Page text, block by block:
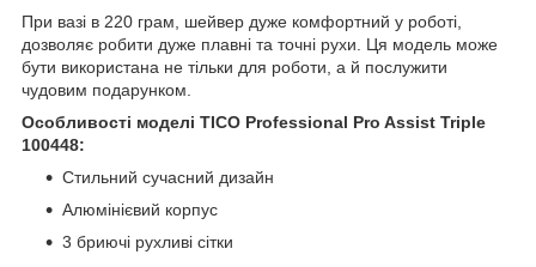
При вазі в 220 грам, шейвер дуже комфортний у роботі,
дозволяє робити дуже плавні та точні рухи. Ця модель може
бути використана не тільки для роботи, а й послужити
чудовим подарунком.
Особливості моделі TICO Professional Pro Assist Triple
100448:
Стильний сучасний дизайн
Алюмінієвий корпус
3 бриючі рухливі сітки